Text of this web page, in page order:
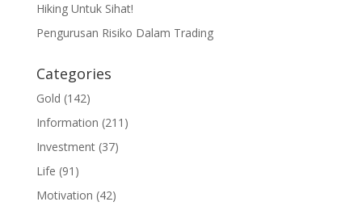
Hiking Untuk Sihat!
Pengurusan Risiko Dalam Trading
Categories
Gold (142)
Information (211)
Investment(37)
Life (91)
Motivation (42)